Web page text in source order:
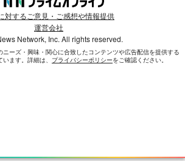
対するご意見・ご感想や情報提供
運営会社
Network, Inc. All rights reserved.
ニーズ・興味・関⼼に合致したコンテンツや広告配信を提供する
ます。詳細は、 プライバシーポリシーをご確認ください。